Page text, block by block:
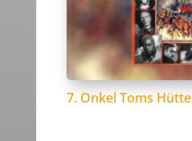
7. Onkel Toms Hütte